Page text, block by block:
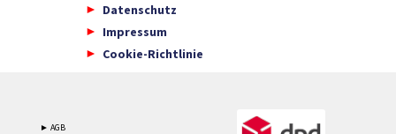
Datenschutz
Impressum
Cookie-Richtlinie
► AGB